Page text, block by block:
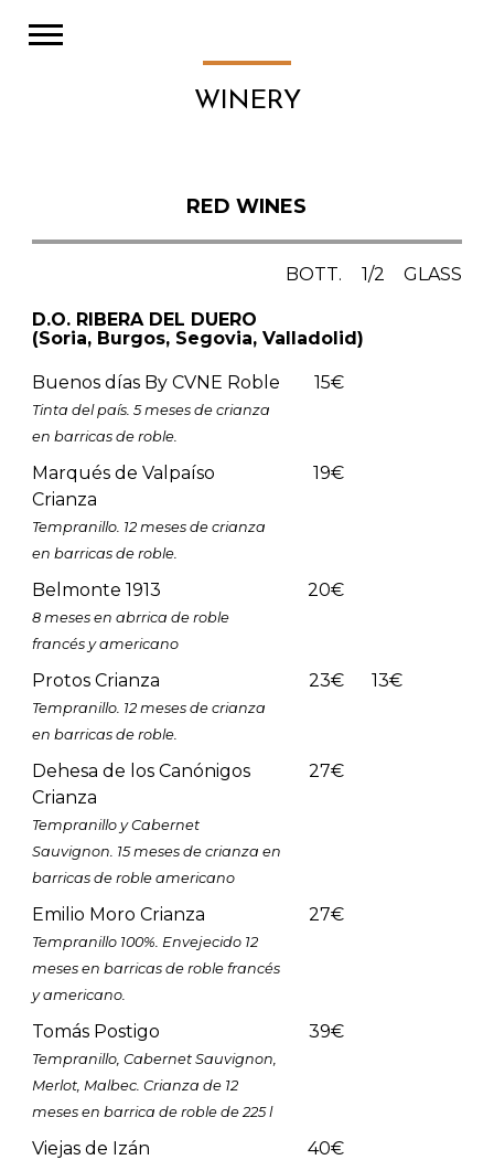
WINERY
RED WINES
BOTT. 1/2 GLASS
D.O. RIBERA DEL DUERO
(Soria, Burgos, Segovia, Valladolid)
Buenos días By CVNE Roble
Tinta del país. 5 meses de crianza
en barricas de roble.
15€
Marqués de Valpaíso
Crianza
Tempranillo. 12 meses de crianza
en barricas de roble.
19€
Belmonte 1913
8 meses en abrrica de roble
francés y americano
20€
Protos Crianza
Tempranillo. 12 meses de crianza
en barricas de roble.
23€ 13€
Dehesa de los Canónigos
Crianza
Tempranillo y Cabernet
Sauvignon. 15 meses de crianza en
barricas de roble americano
27€
Emilio Moro Crianza
Tempranillo 100%. Envejecido 12
meses en barricas de roble francés
y americano.
27€
Tomás Postigo
Tempranillo, Cabernet Sauvignon,
Merlot, Malbec. Crianza de 12
meses en barrica de roble de 225 l
39€
Viejas de Izán 40€